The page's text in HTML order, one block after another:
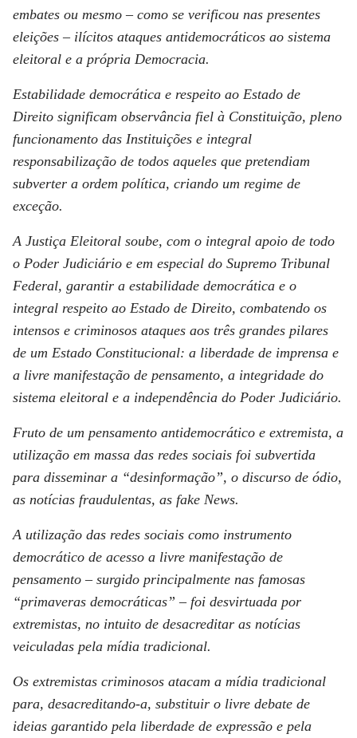
embates ou mesmo – como se verificou nas presentes
eleições – ilícitos ataques antidemocráticos ao sistema
eleitoral e a própria Democracia.
Estabilidade democrática e respeito ao Estado de
Direito significam observância fiel à Constituição, pleno
funcionamento das Instituições e integral
responsabilização de todos aqueles que pretendiam
subverter a ordem política, criando um regime de
exceção.
A Justiça Eleitoral soube, com o integral apoio de todo
o Poder Judiciário e em especial do Supremo Tribunal
Federal, garantir a estabilidade democrática e o
integral respeito ao Estado de Direito, combatendo os
intensos e criminosos ataques aos três grandes pilares
de um Estado Constitucional: a liberdade de imprensa e
a livre manifestação de pensamento, a integridade do
sistema eleitoral e a independência do Poder Judiciário.
Fruto de um pensamento antidemocrático e extremista, a
utilização em massa das redes sociais foi subvertida
para disseminar a “desinformação”, o discurso de ódio,
as notícias fraudulentas, as fake News.
A utilização das redes sociais como instrumento
democrático de acesso a livre manifestação de
pensamento – surgido principalmente nas famosas
“primaveras democráticas” – foi desvirtuada por
extremistas, no intuito de desacreditar as notícias
veiculadas pela mídia tradicional.
Os extremistas criminosos atacam a mídia tradicional
para, desacreditando-a, substituir o livre debate de
ideias garantido pela liberdade de expressão e pela